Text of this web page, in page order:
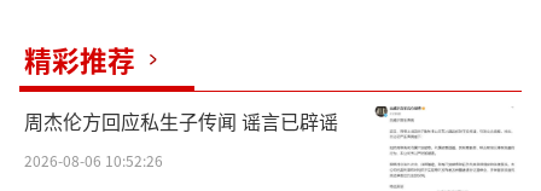
精彩推荐
周杰伦方回应私生子传闻 谣言已辟谣
2026-08-06 10:52:26